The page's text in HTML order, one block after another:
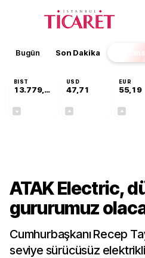
Bugün Son Dakika Finans
BIST
13.779,39
USD
47,71
EUR
55,19
ATAK Electric,
gururumuz
Cumhurbaşkanı Recep
seviye sürücüsüz